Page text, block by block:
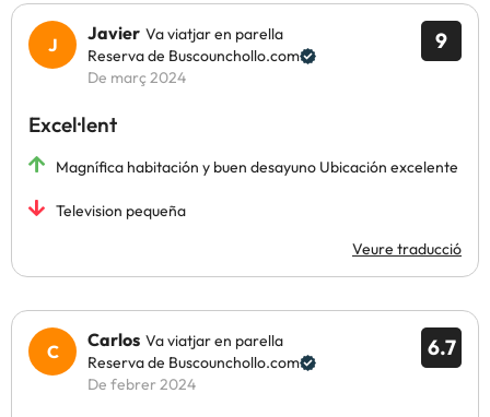
9
Javier Va viatjar en parella
Reserva de Buscounchollo.com
De març 2024
Excel·lent
Magnífica habitación y buen desayuno Ubicación excelente
Television pequeña
Veure traducció
6.7
Carlos Va viatjar en parella
Reserva de Buscounchollo.com
De febrer 2024